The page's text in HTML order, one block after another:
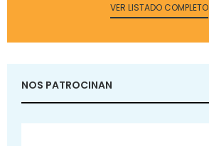
VER LISTADO COMPLETO
NOS PATROCINAN